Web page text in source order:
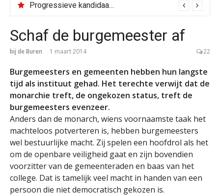
Bestorming Ceuta gevolg van op sociale media verspreide hoax?
Schaf de burgemeester af
bij de Buren 1 maart 2014 22
Burgemeesters en gemeenten hebben hun langste
tijd als instituut gehad. Het terechte verwijt dat de
monarchie treft, de ongekozen status, treft de
burgemeesters evenzeer.
Anders dan de monarch, wiens voornaamste taak het
machteloos potverteren is, hebben burgemeesters
wel bestuurlijke macht. Zij spelen een hoofdrol als het
om de openbare veiligheid gaat en zijn bovendien
voorzitter van de gemeenteraden en baas van het
college. Dat is tamelijk veel macht in handen van een
persoon die niet democratisch gekozen is.